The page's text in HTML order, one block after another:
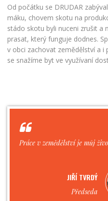
Od počátku se DRUDAR
máku, chovem skotu na
stádo skotu byli nuceni zrušit a
prasat, který funguje dodnes.
v obci zachovat zemědělství a i
se snažíme byt ve využívaní
Práce v zemědělství je můj
JIŘÍ TVRDÝ
Předseda